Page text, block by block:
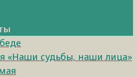
«Наши судьбы, наши лица»